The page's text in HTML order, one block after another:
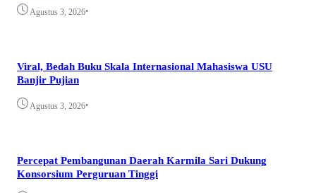
Agustus 3, 2026•
Viral, Bedah Buku Skala Internasional Mahasiswa USU
Banjir Pujian
Agustus 3, 2026•
Percepat Pembangunan Daerah Karmila Sari Dukung
Konsorsium Perguruan Tinggi